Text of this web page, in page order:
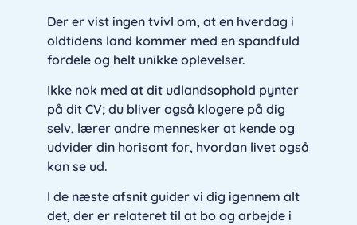
Der er vist ingen tvivl om, at en hverdag i
oldtidens land kommer med en spandfuld
fordele og helt unikke oplevelser.
Ikke nok med at dit udlandsophold pynter
på dit CV; du bliver også klogere på dig
selv, lærer andre mennesker at kende og
udvider din horisont for, hvordan livet også
kan se ud.
I de næste afsnit guider vi dig igennem alt
det, der er relateret til at bo og arbejde i